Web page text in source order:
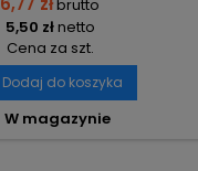
brutto
5,50 złnetto
Cena za szt.
Dodaj do koszyka
W magazynie